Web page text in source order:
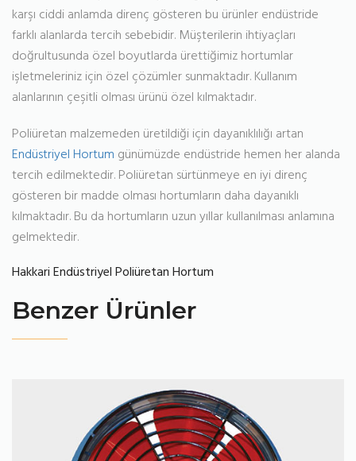
karşı ciddi anlamda direnç gösteren bu ürünler endüstride
farklı alanlarda tercih sebebidir. Müşterilerin ihtiyaçları
doğrultusunda özel boyutlarda ürettiğimiz hortumlar
işletmeleriniz için özel çözümler sunmaktadır. Kullanım
alanlarının çeşitli olması ürünü özel kılmaktadır.
Poliüretan malzemeden üretildiği için dayanıklılığı artan
Endüstriyel Hortum günümüzde endüstride hemen her alanda
tercih edilmektedir. Poliüretan sürtünmeye en iyi direnç
gösteren bir madde olması hortumların daha dayanıklı
kılmaktadır. Bu da hortumların uzun yıllar kullanılması anlamına
gelmektedir.
Hakkari Endüstriyel Poliüretan Hortum
Benzer Ürünler